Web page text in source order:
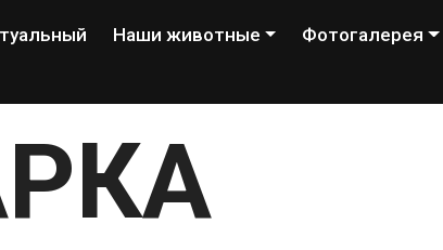
Наши животные Фотогалерея